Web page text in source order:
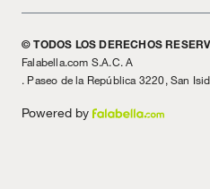
© TODOS LOS DERECHOS
Falabella.com S.A.C. A
. Paseo de la República 3220, San
Powered by